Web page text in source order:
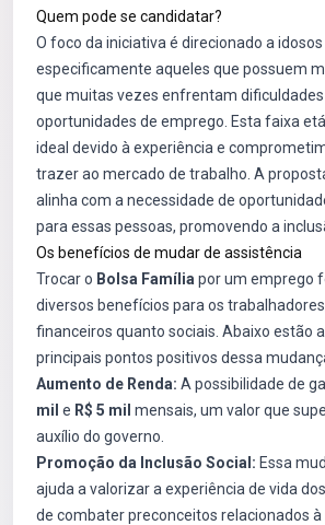
Quem pode se candidatar?
O foco da iniciativa é direcionado a
especificamente aqueles que possuem
que muitas vezes enfrentam
oportunidades de emprego. Esta faixa
ideal devido à experiência e
trazer ao mercado de trabalho. A
alinha com a necessidade de
para essas pessoas, promovendo a
Os benefícios de mudar de assistência
Trocar o Bolsa Família por um emprego
diversos benefícios para os
financeiros quanto sociais. Abaixo estão
principais pontos positivos dessa
Aumento de Renda: A possibilidade de
mil e R$ 5 mil mensais, um valor que
auxílio do governo.
Promoção da Inclusão Social: Essa
ajuda a valorizar a experiência de vida
de combater preconceitos relacionados